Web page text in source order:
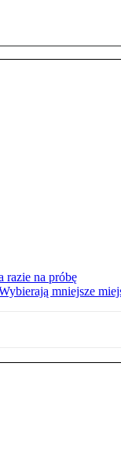
razie na próbę
mniejsze